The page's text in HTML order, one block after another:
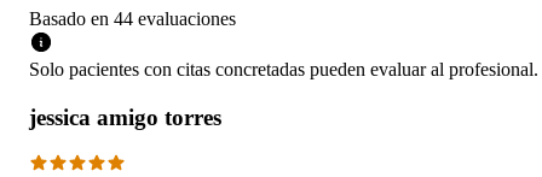
Basado en 44 evaluaciones
Solo pacientes con citas concretadas pueden evaluar al profesional.
jessica amigo torres